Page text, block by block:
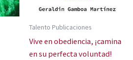
Talento Publicaciones
Vive en obediencia, ¡camina
en su perfecta voluntad!